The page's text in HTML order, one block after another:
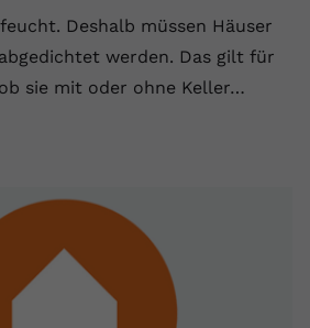
Deshalb müssen Häuser
werden. Das gilt für
sie mit oder ohne Keller…